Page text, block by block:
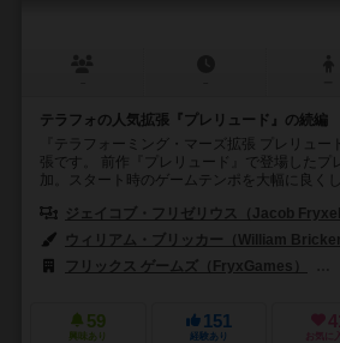
テラフォの人気拡張『プレリュード』の続編
『テラフォーミング・マーズ拡張 プレリュー
張です。 前作『プレリュード』で登場したプ
加。スタート時のゲームテンポを大幅に良くし
ジェイコブ・フリゼリウス（Jacob
ウィリアム・ブリッカー（William Bricker
フリックス ゲームズ（FryxGames）
59
興味あり
151
経験あり
41
お気に